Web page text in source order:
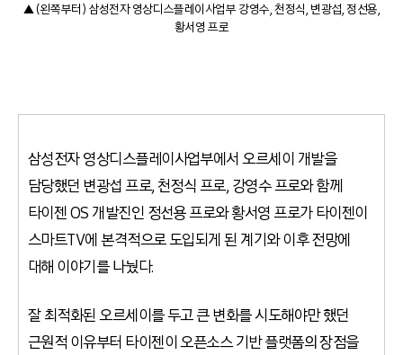
▲ (왼쪽부터) 삼성전자 영상디스플레이사업부 강영수, 천정식, 변광섭, 정선용,
황서영 프로
삼성전자 영상디스플레이사업부에서 오르세이 개발을
담당했던 변광섭 프로, 천정식 프로, 강영수 프로와 함께
타이젠 OS 개발진인 정선용 프로와 황서영 프로가 타이젠이
스마트TV에 본격적으로 도입되게 된 계기와 이후 전망에
대해 이야기를 나눴다.
잘 최적화된 오르세이를 두고 큰 변화를 시도해야만 했던
근원적 이유부터 타이젠이 오픈소스 기반 플랫폼의 장점을